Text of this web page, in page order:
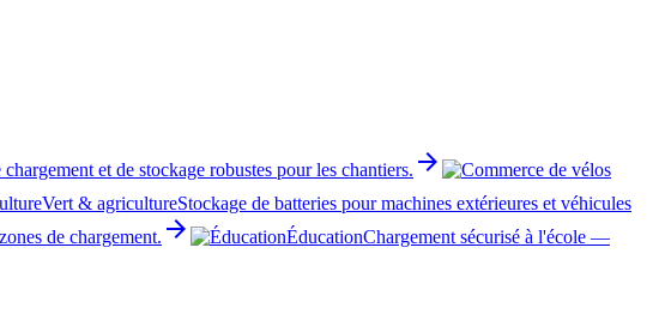
et de stockage robustes pour les chantiers. arrow_forward
Vert & agricultureStockage de batteries pour machines extérieures et véhicules
de chargement. arrow_forward ÉducationChargement sécurisé à l'école —